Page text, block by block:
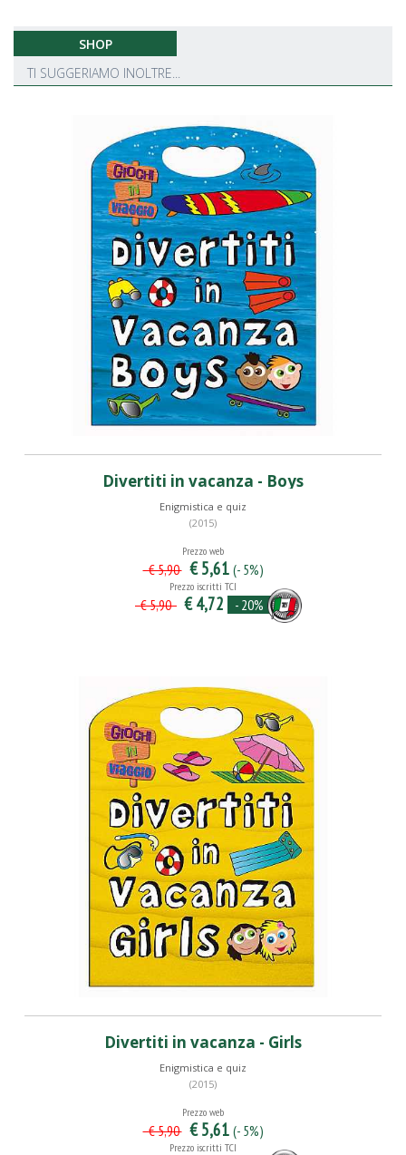
SHOP
TI SUGGERIAMO INOLTRE...
Divertiti in vacanza - Boys
Enigmistica e quiz
(2015)
Prezzo web
€ 5,90 € 5,61 (- 5%)
Prezzo iscritti TCI
€ 5,90 € 4,72 - 20%
Divertiti in vacanza - Girls
Enigmistica e quiz
(2015)
Prezzo web
€ 5,90 € 5,61 (- 5%)
Prezzo iscritti TCI